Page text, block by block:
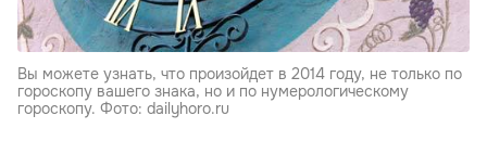
Вы можете узнать, что произойдет в 2014 году, не только по
гороскопу вашего знака, но и по нумерологическому
гороскопу. Фото: dailyhoro.ru